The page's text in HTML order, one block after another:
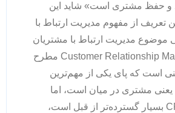
و حفظ مشتری است» شاید این
تعریف از مفهوم مدیریت ارتباط با
مدیریت ارتباط با مشتریان
Customer Relationship Management(CRM) مطرح
است که پای یکی از مهم‌ترین
مشتری در میان است، اما
امروزه مفهوم CRM بسیار گسترده‌تر از قبل است،